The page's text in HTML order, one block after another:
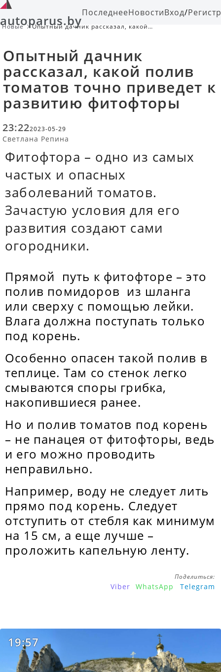
autoparus.byПоследнееНовостиВход/
Новые
Опытный дачник рассказал, какой
Опытный дачник
рассказал, какой полив
томатов точно приведет к
развитию фитофторы
23:222023-05-29
Светлана Репина
Фитофтора – одно из самых
частых и опасных
заболеваний томатов.
Зачастую условия для его
развития создают сами
огородники.
Прямой путь к фитофторе – это
полив помидоров из шланга
или сверху с помощью лейки.
Влага должна поступать только
под корень.
Особенно опасен такой полив в
теплице. Там со стенок легко
смываются споры грибка,
накопившиеся ранее.
Но и полив томатов под корень
– не панацея от фитофторы, ведь
и его можно проводить
неправильно.
Например, воду не следует лить
прямо под корень. Следует
отступить от стебля как минимум
на 15 см, а еще лучше –
проложить капельную ленту.
Поделиться:
Viber WhatsApp Telegram
19:57